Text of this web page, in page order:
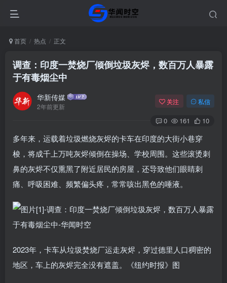
首页 热点 正文
调查：印度一焚烧厂倾倒垃圾灰烬，数百万人暴露
于有毒烟尘中
华新传媒
2年前更新
关注 私信
0 161 10
多年来，运载着垃圾燃烧灰烬的卡车在印度的大街小巷穿
梭，将成千上万吨灰烬倾倒在操场、学校周围。这些滚烫刺
鼻的灰烬不仅熏黑了附近居民的房屋，还导致他们眼睛刺
痛、呼吸困难、频繁偏头疼，常常咳出黑色的唾液。
2023年，卡车从垃圾焚烧厂运走灰烬，穿过德里人口稠密的
地区，车上的灰烬完全没有遮盖。《纽约时报》图